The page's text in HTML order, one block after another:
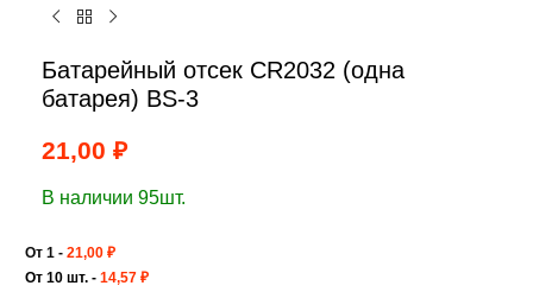
Батарейный отсек CR2032 (одна
батарея) BS-3
21,00 ₽
В наличии 95шт.
От 1 - 21,00 ₽
От 10 шт. - 14,57 ₽